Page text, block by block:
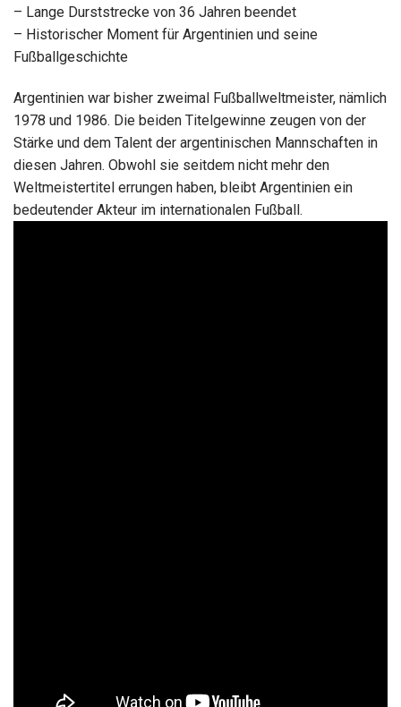
– Lange Durststrecke von 36 Jahren beendet
– Historischer Moment für Argentinien und seine
Fußballgeschichte
Argentinien war bisher zweimal Fußballweltmeister, nämlich
1978 und 1986. Die beiden Titelgewinne zeugen von der
Stärke und dem Talent der argentinischen Mannschaften in
diesen Jahren. Obwohl sie seitdem nicht mehr den
Weltmeistertitel errungen haben, bleibt Argentinien ein
bedeutender Akteur im internationalen Fußball.